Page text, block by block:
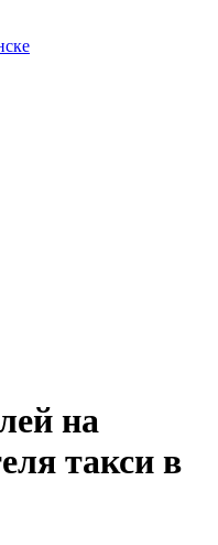
на
такси в